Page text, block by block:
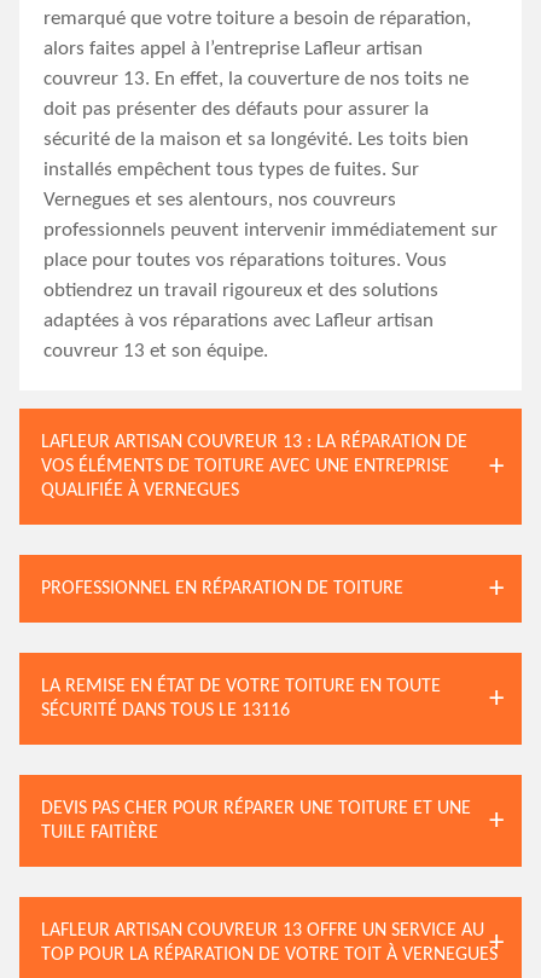
remarqué que votre toiture a besoin de réparation,
alors faites appel à l’entreprise Lafleur artisan
couvreur 13. En effet, la couverture de nos toits ne
doit pas présenter des défauts pour assurer la
sécurité de la maison et sa longévité. Les toits bien
installés empêchent tous types de fuites. Sur
Vernegues et ses alentours, nos couvreurs
professionnels peuvent intervenir immédiatement sur
place pour toutes vos réparations toitures. Vous
obtiendrez un travail rigoureux et des solutions
adaptées à vos réparations avec Lafleur artisan
couvreur 13 et son équipe.
LAFLEUR ARTISAN COUVREUR 13 : LA RÉPARATION DE
VOS ÉLÉMENTS DE TOITURE AVEC UNE ENTREPRISE
QUALIFIÉE À VERNEGUES
PROFESSIONNEL EN RÉPARATION DE TOITURE
LA REMISE EN ÉTAT DE VOTRE TOITURE EN TOUTE
SÉCURITÉ DANS TOUS LE 13116
DEVIS PAS CHER POUR RÉPARER UNE TOITURE ET UNE
TUILE FAITIÈRE
LAFLEUR ARTISAN COUVREUR 13 OFFRE UN SERVICE AU
TOP POUR LA RÉPARATION DE VOTRE TOIT À VERNEGUES